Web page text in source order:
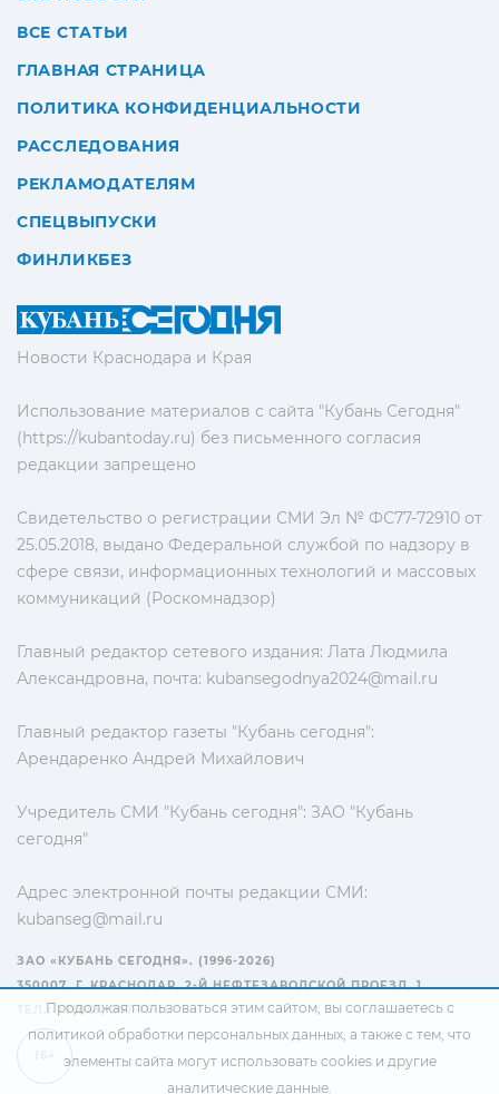
Новости Краснодара и Края
Использование материалов с сайта "Кубань Сегодня"
(https://kubantoday.ru) без письменного согласия
редакции запрещено
Свидетельство о регистрации СМИ Эл № ФС77-72910 от
25.05.2018, выдано Федеральной службой по надзору в
сфере связи, информационных технологий и массовых
коммуникаций (Роскомнадзор)
Главный редактор сетевого издания: Лата Людмила
Александровна, почта: kubansegodnya2024@mail.ru
Главный редактор газеты "Кубань сегодня":
Арендаренко Андрей Михайлович
Учредитель СМИ "Кубань сегодня": ЗАО "Кубань
сегодня"
Адрес электронной почты редакции СМИ:
kubanseg@mail.ru
ВСЕ СТАТЬИ
ГЛАВНАЯ СТРАНИЦА
ПОЛИТИКА КОНФИДЕНЦИАЛЬНОСТИ
РАССЛЕДОВАНИЯ
РЕКЛАМОДАТЕЛЯМ
СПЕЦВЫПУСКИ
ФИНЛИКБЕЗ
ЗАО «КУБАНЬ СЕГОДНЯ». (1996-2026)
350007, Г. КРАСНОДАР, 2-Й НЕФТЕЗАВОДСКОЙ ПРОЕЗД, 1
ТЕЛ.: +7(861) 267-15-15
Продолжая пользоваться этим сайтом, вы соглашаетесь с
политикой обработки персональных данных, а также с тем, что
элементы сайта могут использовать cookies и другие
аналитические данные.